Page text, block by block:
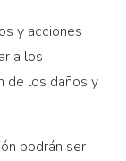
y acciones
a los
de los daños y
podrán ser